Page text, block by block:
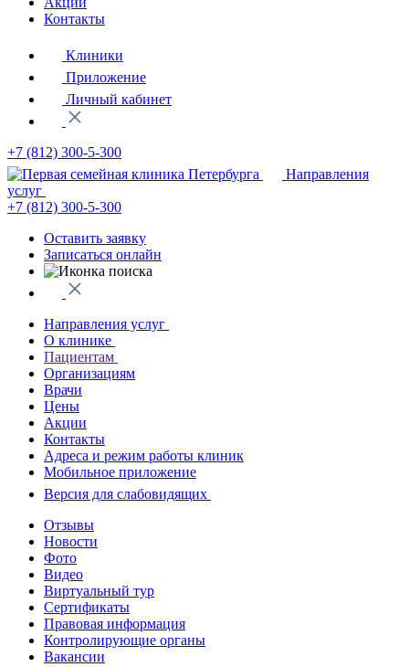
Контакты
Клиники
Приложение
Личный кабинет
+7 (812) 300-5-300
Направления
услуг
+7 (812) 300-5-300
Оставить заявку
Записаться онлайн
Направления услуг
О клинике
Пациентам
Организациям
Врачи
Цены
Акции
Контакты
Адреса и режим работы клиник
Мобильное приложение
Версия для слабовидящих
Отзывы
Новости
Фото
Видео
Виртуальный тур
Сертификаты
Правовая информация
Контролирующие органы
Вакансии